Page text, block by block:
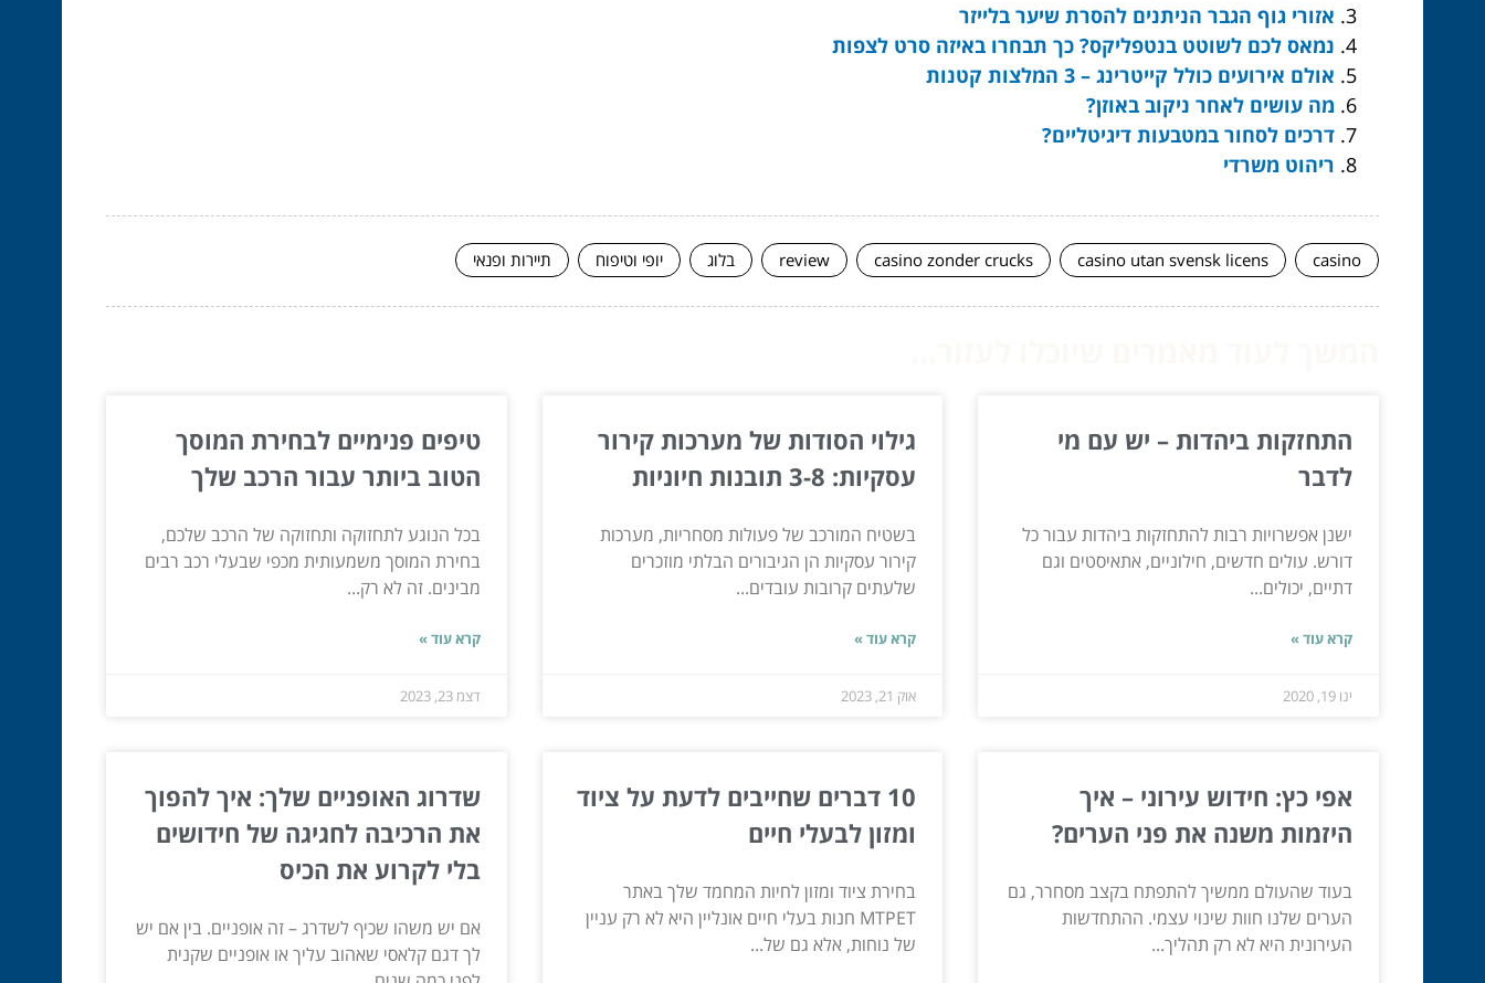
אזורי גוף הגבר הניתנים להסרת שיער בלייזר
נמאס לכם לשוטט בנטפליקס? כך תבחרו באיזה סרט לצפות
אולם אירועים כולל קייטרינג – 3 המלצות קטנות
מה עושים לאחר ניקוב באוזן?
דרכים לסחור במטבעות דיגיטליים?
ריהוט משרדי
casino
casino utan svensk licens
casino zonder crucks
review בלוג יופי וטיפוח תיירות ופנאי
התחזקות ביהדות – יש עם מי
לדבר
ישנן אפשרויות רבות להתחזקות ביהדות עבור כל
דורש. עולים חדשים, חילוניים, אתאיסטים וגם
דתיים, יכולים...
קרא עוד »
ינו 19, 2020
גילוי הסודות של מערכות קירור
עסקיות: 3-8 תובנות חיוניות
בשטיח המורכב של פעולות מסחריות, מערכות
קירור עסקיות הן הגיבורים הבלתי מוזכרים
שלעתים קרובות עובדים...
קרא עוד »
אוק 21, 2023
טיפים פנימיים לבחירת המוסך
הטוב ביותר עבור הרכב שלך
בכל הנוגע לתחזוקה ותחזוקה של הרכב שלכם,
בחירת המוסך משמעותית מכפי שבעלי רכב רבים
מבינים. זה לא רק...
קרא עוד »
דצמ 23, 2023
אפי כץ: חידוש עירוני – איך
היזמות משנה את פני הערים?
בעוד שהעולם ממשיך להתפתח בקצב מסחרר, גם
הערים שלנו חוות שינוי עצמי. ההתחדשות
העירונית היא לא רק תהליך...
10 דברים שחייבים לדעת על ציוד
ומזון לבעלי חיים
בחירת ציוד ומזון לחיות המחמד שלך באתר
MTPET חנות בעלי חיים אונליין היא לא רק עניין
של נוחות, אלא גם של...
שדרוג האופניים שלך: איך להפוך
את הרכיבה לחגיגה של חידושים
בלי לקרוע את הכיס
אם יש משהו שכיף לשדרג – זה אופניים. בין אם יש
לך דגם קלאסי שאהוב עליך או אופניים שקנית